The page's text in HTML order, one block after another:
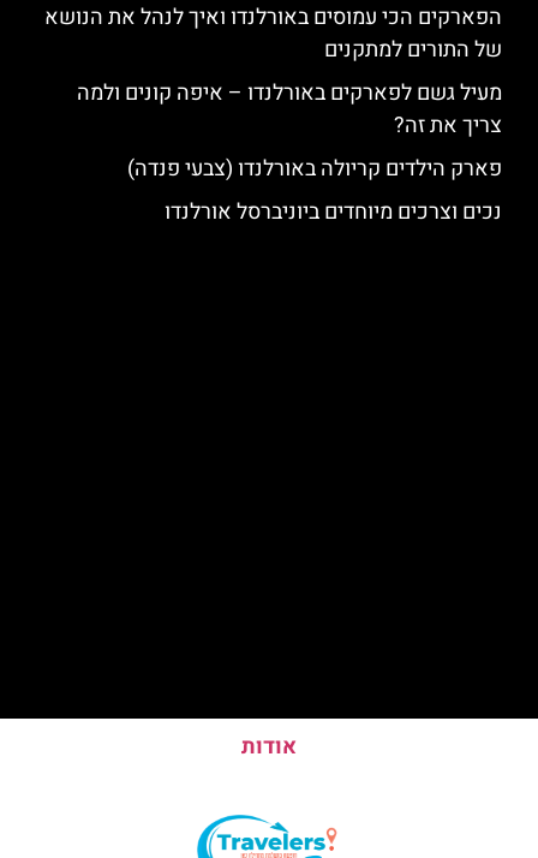
הפארקים הכי עמוסים באורלנדו ואיך לנהל את הנושא
של התורים למתקנים
מעיל גשם לפארקים באורלנדו – איפה קונים ולמה
צריך את זה?
פארק הילדים קריולה באורלנדו (צבעי פנדה)
נכים וצרכים מיוחדים ביוניברסל אורלנדו
אודות